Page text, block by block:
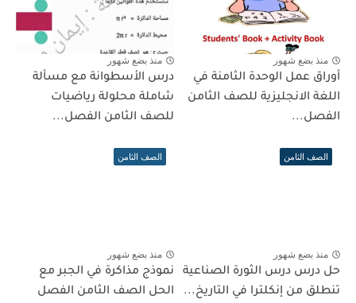
منذ بضع شهور
أوراق عمل الوحدة الثامنة في
اللغة الانجليزية للصف الثامن
الفصل...
منذ بضع شهور
درس الأسطوانة مع مسألة
شاملة محلولة رياضيات
للصف الثامن الفصل...
الصف الثامن
منذ بضع شهور
حل درس درس الثورة الصناعية
تنطلق من إنكلترا في التاريخ...
الصف الثامن
منذ بضع شهور
نموذج مذاكرة في الجبر مع
الحل الصف الثامن الفصل